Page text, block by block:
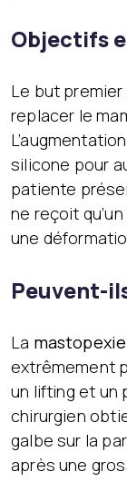
Objectifs
Le but premier
replacer le
silicone pour
patiente
ne reçoit
une
Peuvent-
La
extrêmement
un lifting et un
chirurgien
galbe sur la
après une